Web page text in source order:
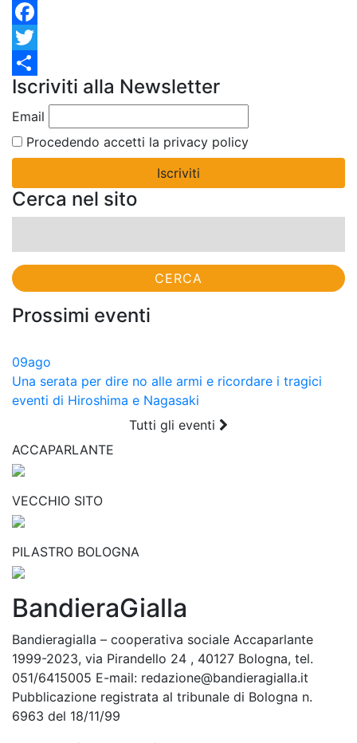
Facebook
Twitter
Condividi
Iscriviti alla Newsletter
Email
Procedendo accetti la privacy policy
Cerca nel sito
Prossimi eventi
09ago
Una serata per dire no alle armi e ricordare i tragici
eventi di Hiroshima e Nagasaki
Tutti gli eventi
ACCAPARLANTE
VECCHIO SITO
PILASTRO BOLOGNA
BandieraGialla
Bandieragialla – cooperativa sociale Accaparlante
1999-2023, via Pirandello 24 , 40127 Bologna, tel.
051/6415005 E-mail: redazione@bandieragialla.it
Pubblicazione registrata al tribunale di Bologna n.
6963 del 18/11/99